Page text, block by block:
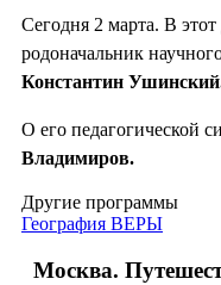
Сегодня 2 марта. В
родоначальник
Константин
О его педагогической
Владимиров.
Другие программы
География ВЕРЫ
Москва.